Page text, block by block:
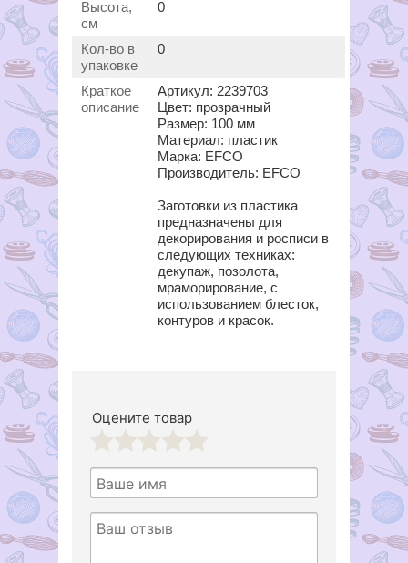
Высота,
см
0
Кол-во в
упаковке
0
Краткое
описание
Артикул: 2239703
Цвет: прозрачный
Размер: 100 мм
Материал: пластик
Марка: EFCO
Производитель: EFCO
Заготовки из пластика
предназначены для
декорирования и росписи в
следующих техниках:
декупаж, позолота,
мраморирование, с
использованием блесток,
контуров и красок.
Оцените товар